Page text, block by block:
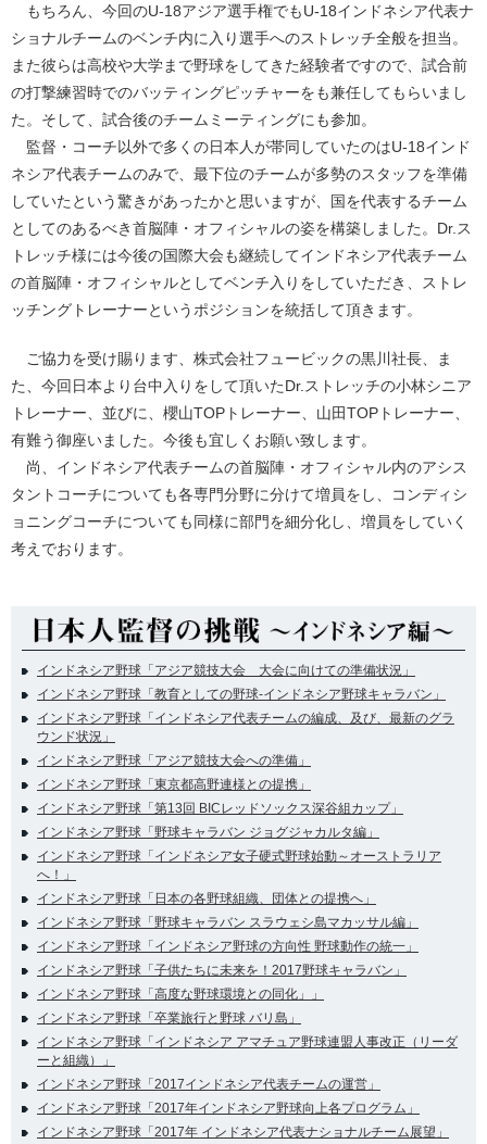
もちろん、今回のU-18アジア選手権でもU-18インドネシア代表ナ
ショナルチームのベンチ内に入り選手へのストレッチ全般を担当。
また彼らは高校や大学まで野球をしてきた経験者ですので、試合前
の打撃練習時でのバッティングピッチャーをも兼任してもらいまし
た。そして、試合後のチームミーティングにも参加。
監督・コーチ以外で多くの日本人が帯同していたのはU-18インド
ネシア代表チームのみで、最下位のチームが多勢のスタッフを準備
していたという驚きがあったかと思いますが、国を代表するチーム
としてのあるべき首脳陣・オフィシャルの姿を構築しました。Dr.ス
トレッチ様には今後の国際大会も継続してインドネシア代表チーム
の首脳陣・オフィシャルとしてベンチ入りをしていただき、ストレ
ッチングトレーナーというポジションを統括して頂きます。
ご協力を受け賜ります、株式会社フュービックの黒川社長、ま
た、今回日本より台中入りをして頂いたDr.ストレッチの小林シニア
トレーナー、並びに、櫻山TOPトレーナー、山田TOPトレーナー、
有難う御座いました。今後も宜しくお願い致します。
尚、インドネシア代表チームの首脳陣・オフィシャル内のアシス
タントコーチについても各専門分野に分けて増員をし、コンディシ
ョニングコーチについても同様に部門を細分化し、増員をしていく
考えでおります。
インドネシア野球「アジア競技大会 大会に向けての準備状況」
インドネシア野球「教育としての野球-インドネシア野球キャラバン」
インドネシア野球「インドネシア代表チームの編成、及び、最新のグラ
ウンド状況」
インドネシア野球「アジア競技大会への準備」
インドネシア野球「東京都高野連様との提携」
インドネシア野球「第13回 BICレッドソックス深谷組カップ」
インドネシア野球「野球キャラバン ジョグジャカルタ編」
インドネシア野球「インドネシア女子硬式野球始動～オーストラリア
へ！」
インドネシア野球「日本の各野球組織、団体との提携へ」
インドネシア野球「野球キャラバン スラウェシ島マカッサル編」
インドネシア野球「インドネシア野球の方向性 野球動作の統一」
インドネシア野球「子供たちに未来を！2017野球キャラバン」
インドネシア野球「高度な野球環境との同化」」
インドネシア野球「卒業旅行と野球 バリ島」
インドネシア野球「インドネシア アマチュア野球連盟人事改正（リーダ
ーと組織）」
インドネシア野球「2017インドネシア代表チームの運営」
インドネシア野球「2017年インドネシア野球向上各プログラム」
インドネシア野球「2017年 インドネシア代表ナショナルチーム展望」